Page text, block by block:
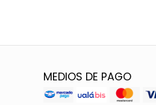
MEDIOS DE PAGO